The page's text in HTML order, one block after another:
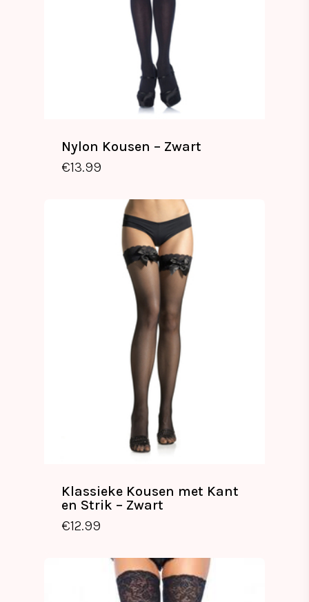
Nylon Kousen – Zwart
€13.99
Klassieke Kousen met Kant
en Strik – Zwart
€12.99
€12.99